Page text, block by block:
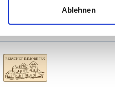
Ablehnen